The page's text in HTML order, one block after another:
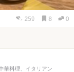
259 8 0
華料理、イタリアン